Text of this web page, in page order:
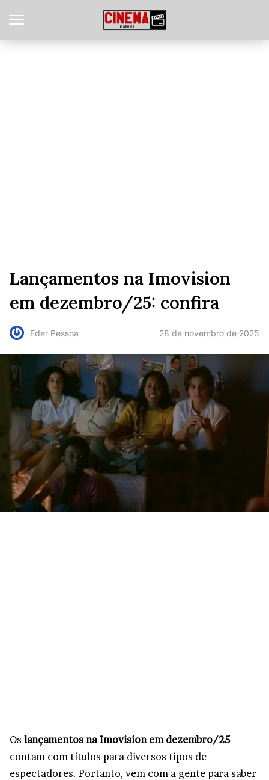
Lançamentos na Imovision
em dezembro/25: confira
Eder Pessoa 28 de novembro de 2025
Os lançamentos na Imovision em dezembro/25
contam com títulos para diversos tipos de
espectadores. Portanto, vem com a gente para saber